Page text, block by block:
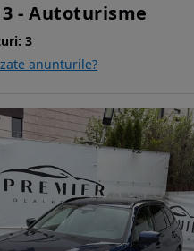
3 - Autoturisme
3
anunturile?